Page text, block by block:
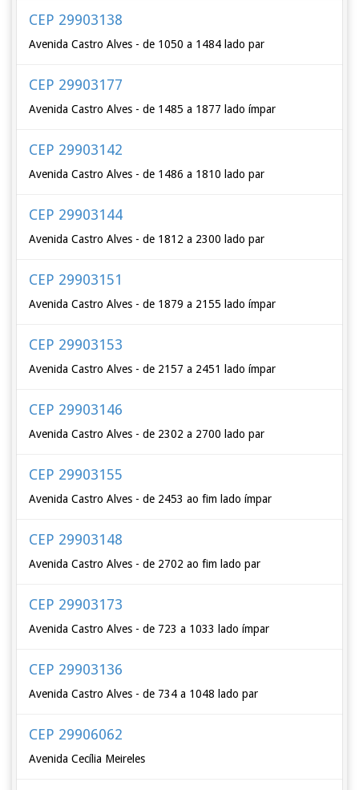
CEP 29903138
Avenida Castro Alves - de 1050 a 1484 lado par
CEP 29903177
Avenida Castro Alves - de 1485 a 1877 lado ímpar
CEP 29903142
Avenida Castro Alves - de 1486 a 1810 lado par
CEP 29903144
Avenida Castro Alves - de 1812 a 2300 lado par
CEP 29903151
Avenida Castro Alves - de 1879 a 2155 lado ímpar
CEP 29903153
Avenida Castro Alves - de 2157 a 2451 lado ímpar
CEP 29903146
Avenida Castro Alves - de 2302 a 2700 lado par
CEP 29903155
Avenida Castro Alves - de 2453 ao fim lado ímpar
CEP 29903148
Avenida Castro Alves - de 2702 ao fim lado par
CEP 29903173
Avenida Castro Alves - de 723 a 1033 lado ímpar
CEP 29903136
Avenida Castro Alves - de 734 a 1048 lado par
CEP 29906062
Avenida Cecília Meireles